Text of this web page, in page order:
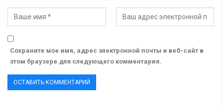
Сохраните мое имя, адрес электронной почты и веб-сайт в
этом браузере для следующего комментария.